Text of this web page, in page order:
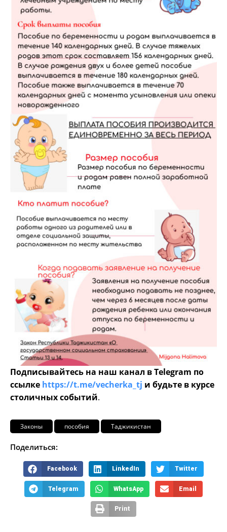
Подписывайтесь на наш канал в Telegram по
ссылке https://t.me/vecherka_tj и будьте в курсе
столичных событий.
Законы пособия Таджикистан
Поделиться:
Facebook LinkedIn Twitter
Telegram WhatsApp Email
Print